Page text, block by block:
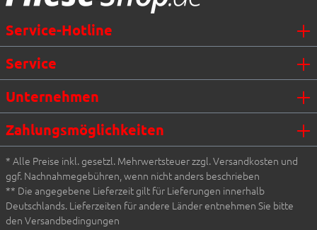
Service-Hotline
Service
Unternehmen
Zahlungsmöglichkeiten
* Alle Preise inkl. gesetzl. Mehrwertsteuer zzgl. Versandkosten und
ggf. Nachnahmegebühren, wenn nicht anders beschrieben
** Die angegebene Lieferzeit gilt für Lieferungen innerhalb
Deutschlands. Lieferzeiten für andere Länder entnehmen Sie bitte
den Versandbedingungen